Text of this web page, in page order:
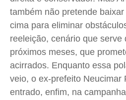
também não pretende
cima para eliminar
reeleição, cenário que serve
próximos meses, que
acirrados. Enquanto essa
veio, o ex-prefeito Neucimar
entrado, enfim, na